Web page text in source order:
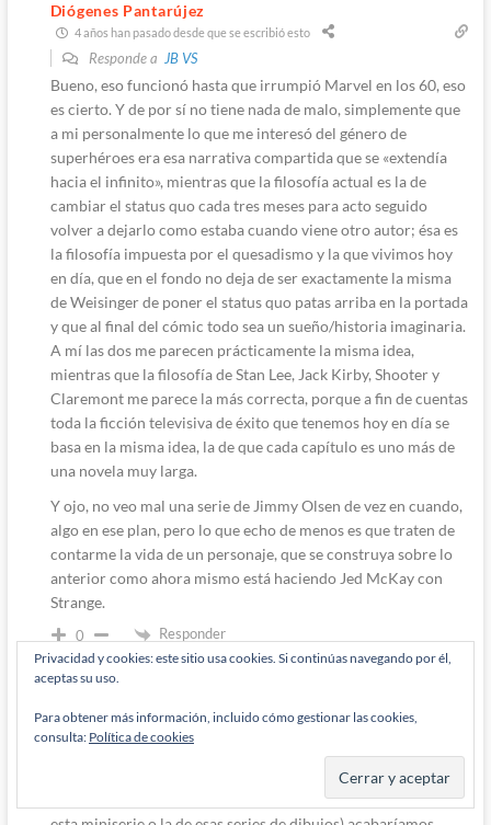
Diógenes Pantarújez
4 años han pasado desde que se escribió esto
Responde a JB VS
Bueno, eso funcionó hasta que irrumpió Marvel en los 60, eso
es cierto. Y de por sí no tiene nada de malo, simplemente que
a mi personalmente lo que me interesó del género de
superhéroes era esa narrativa compartida que se «extendía
hacia el infinito», mientras que la filosofía actual es la de
cambiar el status quo cada tres meses para acto seguido
volver a dejarlo como estaba cuando viene otro autor; ésa es
la filosofía impuesta por el quesadismo y la que vivimos hoy
en día, que en el fondo no deja de ser exactamente la misma
de Weisinger de poner el status quo patas arriba en la portada
y que al final del cómic todo sea un sueño/historia imaginaria.
A mí las dos me parecen prácticamente la misma idea,
mientras que la filosofía de Stan Lee, Jack Kirby, Shooter y
Claremont me parece la más correcta, porque a fin de cuentas
toda la ficción televisiva de éxito que tenemos hoy en día se
basa en la misma idea, la de que cada capítulo es uno más de
una novela muy larga.
Y ojo, no veo mal una serie de Jimmy Olsen de vez en cuando,
algo en ese plan, pero lo que echo de menos es que traten de
contarme la vida de un personaje, que se construya sobre lo
anterior como ahora mismo está haciendo Jed McKay con
Strange.
0 Responder
M'Rabo Mhulargo 4 años han pasado desde que se escribió esto
Si todos los comics de Marvel o DC fuesen en esa linea (la de
Privacidad y cookies: este sitio usa cookies. Si continúas navegando por él,
aceptas su uso.
Para obtener más información, incluido cómo gestionar las cookies,
consulta: Política de cookies